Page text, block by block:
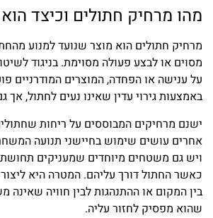
מהו מרחיק חתולים וכיצד
מרחיק חתולים הוא מוצר שנועד למנוע
מסוים או לבצע פעולה מסוימת. בניגוד
על ענישה או הפחדה, המוצרים המודרניים
באמצעות גירוי עדין שאינו נעים לחתול, אך
ישנם מרחיקים המבוססים על ריחות
אחרים עושים שימוש בחיישני תנועה
ויש גם משטחים מיוחדים שמעניקים
כאשר החתול דורך עליהם. המטרה היא
בין המקום או ההתנהגות לבין חוויה שאינה
שהוא מפסיק לחזור עליה.